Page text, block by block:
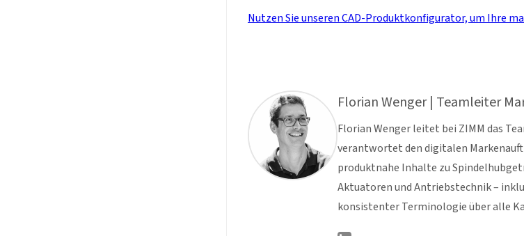
Nutzen Sie unseren CAD-Produktkonfigurator, um Ihre
Florian Wenger | Teamleiter
Florian Wenger leitet bei ZIMM das
verantwortet den digitalen
produktnahe Inhalte zu
Aktuatoren und Antriebstechnik –
konsistenter Terminologie über alle